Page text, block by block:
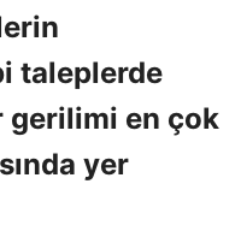
taleplerde
gerilimi en çok
yer